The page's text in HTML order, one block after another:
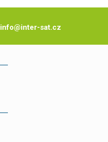
info@inter-sat.cz